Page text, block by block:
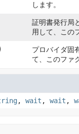
します。
証明書発行局
用して、この
プロバイダ固
て、このファ
, wait , wait ,